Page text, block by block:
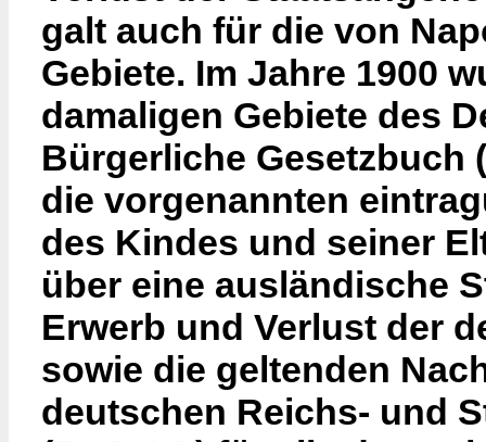
galt auch für die von
Gebiete. Im Jahre 1900
damaligen Gebiete des
Bürgerliche Gesetzbuch
die vorgenannten
des Kindes und seiner
über eine ausländische
Erwerb und Verlust der
sowie die geltenden
deutschen Reichs- und